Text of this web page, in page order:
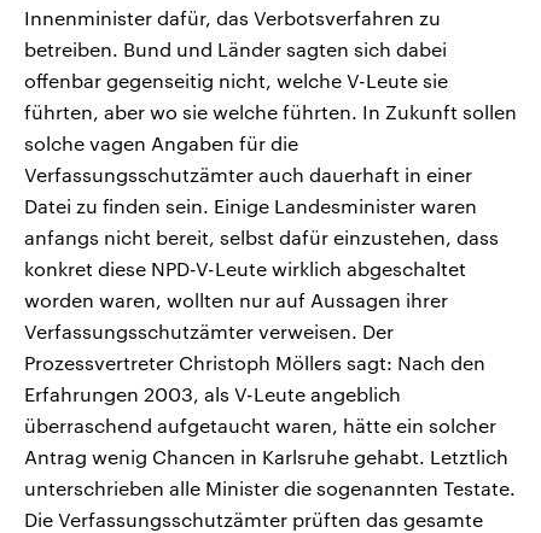
Innenminister dafür, das Verbotsverfahren zu
betreiben. Bund und Länder sagten sich dabei
offenbar gegenseitig nicht, welche V-Leute sie
führten, aber wo sie welche führten. In Zukunft sollen
solche vagen Angaben für die
Verfassungsschutzämter auch dauerhaft in einer
Datei zu finden sein. Einige Landesminister waren
anfangs nicht bereit, selbst dafür einzustehen, dass
konkret diese NPD-V-Leute wirklich abgeschaltet
worden waren, wollten nur auf Aussagen ihrer
Verfassungsschutzämter verweisen. Der
Prozessvertreter Christoph Möllers sagt: Nach den
Erfahrungen 2003, als V-Leute angeblich
überraschend aufgetaucht waren, hätte ein solcher
Antrag wenig Chancen in Karlsruhe gehabt. Letztlich
unterschrieben alle Minister die sogenannten Testate.
Die Verfassungsschutzämter prüften das gesamte